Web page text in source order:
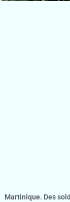
Martinique. Des